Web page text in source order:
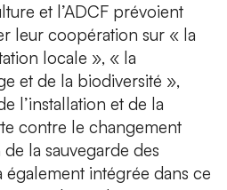
et l’ADCF prévoient
leur coopération sur « la
locale », « la
et de la biodiversité »,
l’installation et de la
contre le changement
la sauvegarde des
également intégrée dans ce